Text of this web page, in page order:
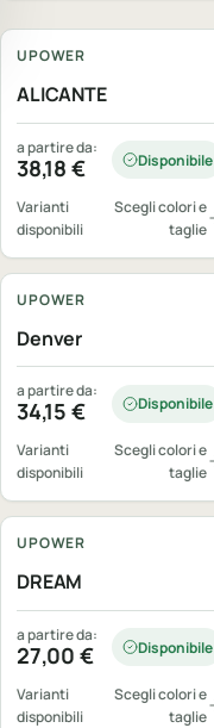
UPOWER
ALICANTE
a partire da:
38,18 € Disponibile
Varianti
disponibili
Scegli colori e
taglie
UPOWER
Denver
a partire da:
34,15 € Disponibile
Varianti
disponibili
Scegli colori e
taglie
UPOWER
DREAM
a partire da:
27,00 € Disponibile
Varianti
disponibili
Scegli colori e
taglie